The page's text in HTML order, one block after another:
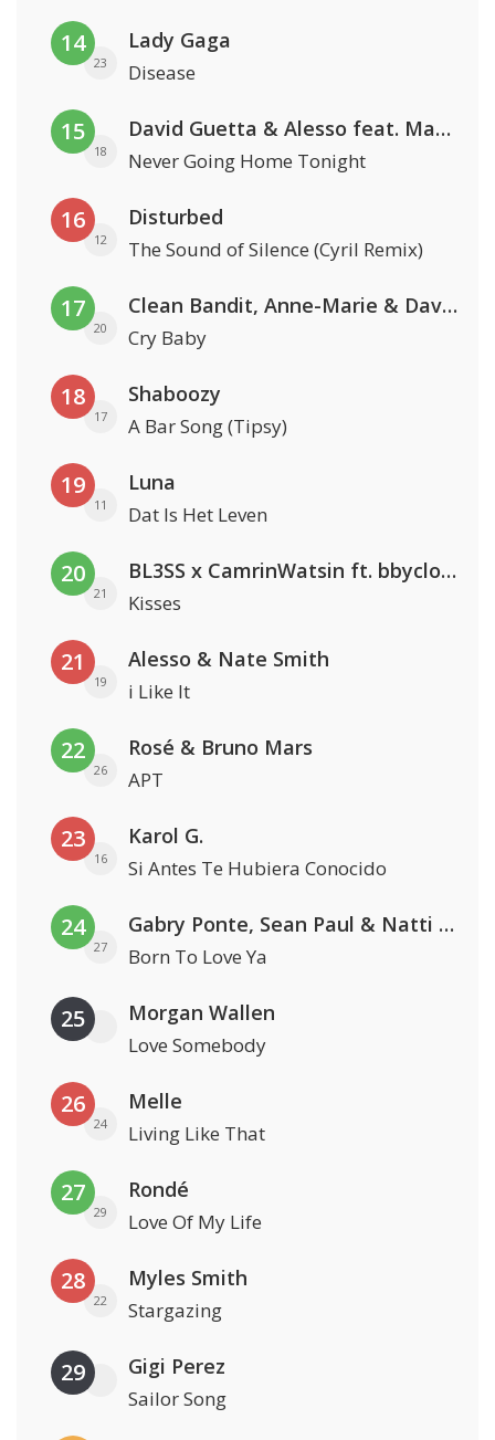
14
23
Lady Gaga
Disease
15
18
David Guetta & Alesso feat. Madison Love
Never Going Home Tonight
16
12
Disturbed
The Sound of Silence (Cyril Remix)
17
20
Clean Bandit, Anne-Marie & David Guetta
Cry Baby
18
17
Shaboozy
A Bar Song (Tipsy)
19
11
Luna
Dat Is Het Leven
20
21
BL3SS x CamrinWatsin ft. bbyclose
Kisses
21
19
Alesso & Nate Smith
i Like It
22
26
Rosé & Bruno Mars
APT
23
16
Karol G.
Si Antes Te Hubiera Conocido
24
27
Gabry Ponte, Sean Paul & Natti Natasha
Born To Love Ya
25 Morgan Wallen
Love Somebody
26
24
Melle
Living Like That
27
29
Rondé
Love Of My Life
28
22
Myles Smith
Stargazing
29 Gigi Perez
Sailor Song